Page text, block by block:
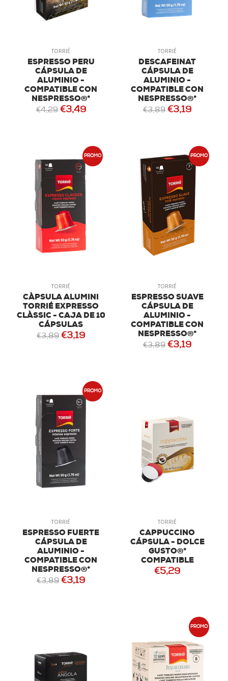
TORRIÉ
ESPRESSO PERU
CÁPSULA DE
ALUMINIO -
COMPATIBLE CON
NESPRESSO®*
€4,29 €3,49
TORRIÉ
DESCAFEINAT
CÁPSULA DE
ALUMINIO -
COMPATIBLE CON
NESPRESSO®*
€3,89 €3,19
PROMO
TORRIÉ
CÀPSULA ALUMINI
TORRIÉ EXPRESSO
CLÀSSIC - CAJA DE 10
CÁPSULAS
€3,89 €3,19
PROMO
TORRIÉ
ESPRESSO SUAVE
CÁPSULA DE
ALUMINIO -
COMPATIBLE CON
NESPRESSO®*
€3,89 €3,19
PROMO
TORRIÉ
ESPRESSO FUERTE
CÁPSULA DE
ALUMINIO -
COMPATIBLE CON
NESPRESSO®*
€3,89 €3,19
TORRIÉ
CAPPUCCINO
CÁPSULA - DOLCE
GUSTO®*
COMPATIBLE
€5,29
PROMO